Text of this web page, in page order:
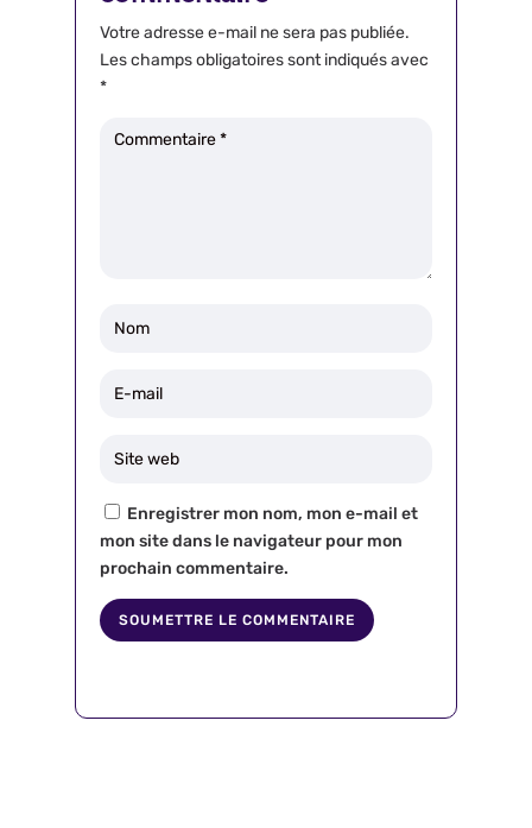
Votre adresse e-mail ne sera pas publiée.
Les champs obligatoires sont indiqués avec
*
Enregistrer mon nom, mon e-mail et
mon site dans le navigateur pour mon
prochain commentaire.
SOUMETTRE LE COMMENTAIRE